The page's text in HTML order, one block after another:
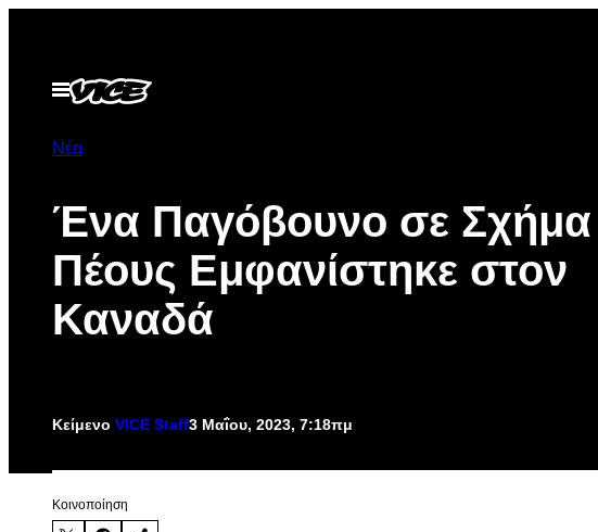
περιεχόμενο
Ανοίξτε
το
Νέα
Ένα Παγόβουνο σε Σχήμα
Πέους Εμφανίστηκε στον
Καναδά
Κείμενο VICE Staff3 Μαΐου, 2023, 7:18πμ
Kοινοποίηση